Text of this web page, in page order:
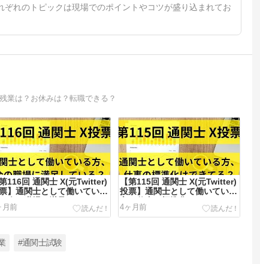
れのトピックは現場でのポイントやコツが盛り込まれてお
業は？お休みは？転職できる？
第116回 通関士 X(元Twitter)
】通関士として働いている
、今の職場に満足している？
とも転職も考えてる？【ア
ート2026/2/2】
月前
【第115回 通関士 X(元Twitter)
投票】通関士として働いている
方、仕事の標準化はできてる？
【アンケート2026/1/18】
4ヶ月前
#通関士試験